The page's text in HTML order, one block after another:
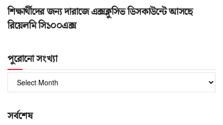
শিক্ষার্থীদের জন্য দারাজে এক্সক্লুসিভ ডিসকাউন্টে আসছে
রিয়েলমি সি১০০এক্স
পুরোনো সংখ্যা
সংখ্যা
সর্বশেষ